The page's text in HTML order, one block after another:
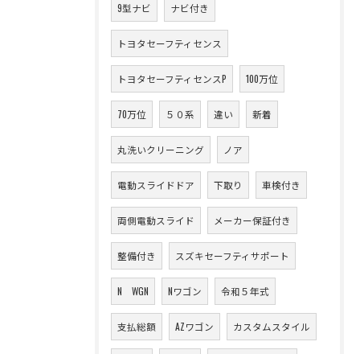
9型ナビ ナビ付き
トヨタセーフティセンス
トヨタセーフティセンスP 100万位
70万位 ５０系 違い 新着
丸洗いクリーニング ノア
電動スライドドア 下取り 車検付き
両側電動スライド メーカー保証付き
整備付き スズキセーフティサポート
N WGN Nワゴン 令和５年式
支払総額 AZワゴン カスタムスタイル